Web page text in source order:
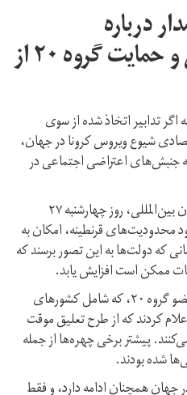
درباره
اعتراض‌های مردمی و حمایت گروه ۲۰ از
تدابیر اتخاذ شده از سوی
شیوع ویروس کرونا در جهان،
جنبش‌های اعتراضی اجتماعی در
ویکتور گاسپار، از مدیران این سازمان بین‌المللی، روز چهارشنبه ۲۷
محدودیت‌های قرنطینه، امکان به
که دولت‌ها به این تصور برسند که
ممکن است افزایش یابد.
همزمان وزرای اقتصاد کشورهای عضو گروه ۲۰، که شامل کشورهای
کردند که از طرح تعلیق موقت
پیشتر برخی چهره‌ها از جمله
شده بودند.